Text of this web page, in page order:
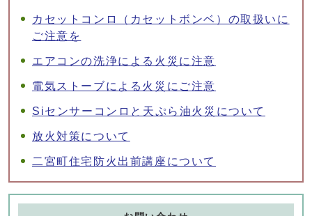
カセットコンロ（カセットボンベ）の取扱いに
ご注意を
エアコンの洗浄による火災に注意
電気ストーブによる火災にご注意
Siセンサーコンロと天ぷら油火災について
放火対策について
二宮町住宅防火出前講座について